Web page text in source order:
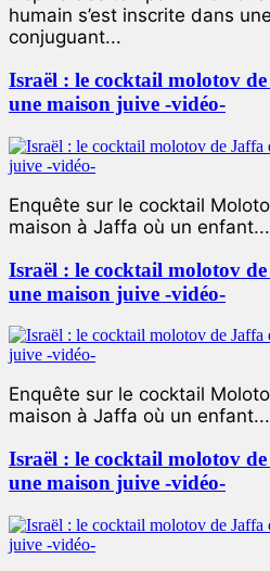
humain s’est inscrite dans
conjuguant...
Israël : le cocktail molotov
une maison juive -vidéo-
Enquête sur le cocktail
maison à Jaffa où un enfant...
Israël : le cocktail molotov
une maison juive -vidéo-
Enquête sur le cocktail
maison à Jaffa où un enfant...
Israël : le cocktail molotov
une maison juive -vidéo-